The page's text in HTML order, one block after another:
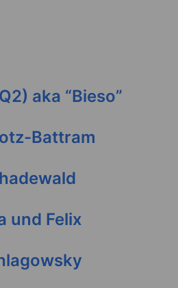
aka “Bieso”
Battram
und Felix